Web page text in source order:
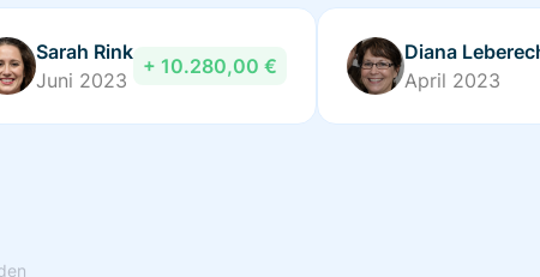
Sarah Rink
Juni 2023
+ 10.280,00 €
Diana
April 2023